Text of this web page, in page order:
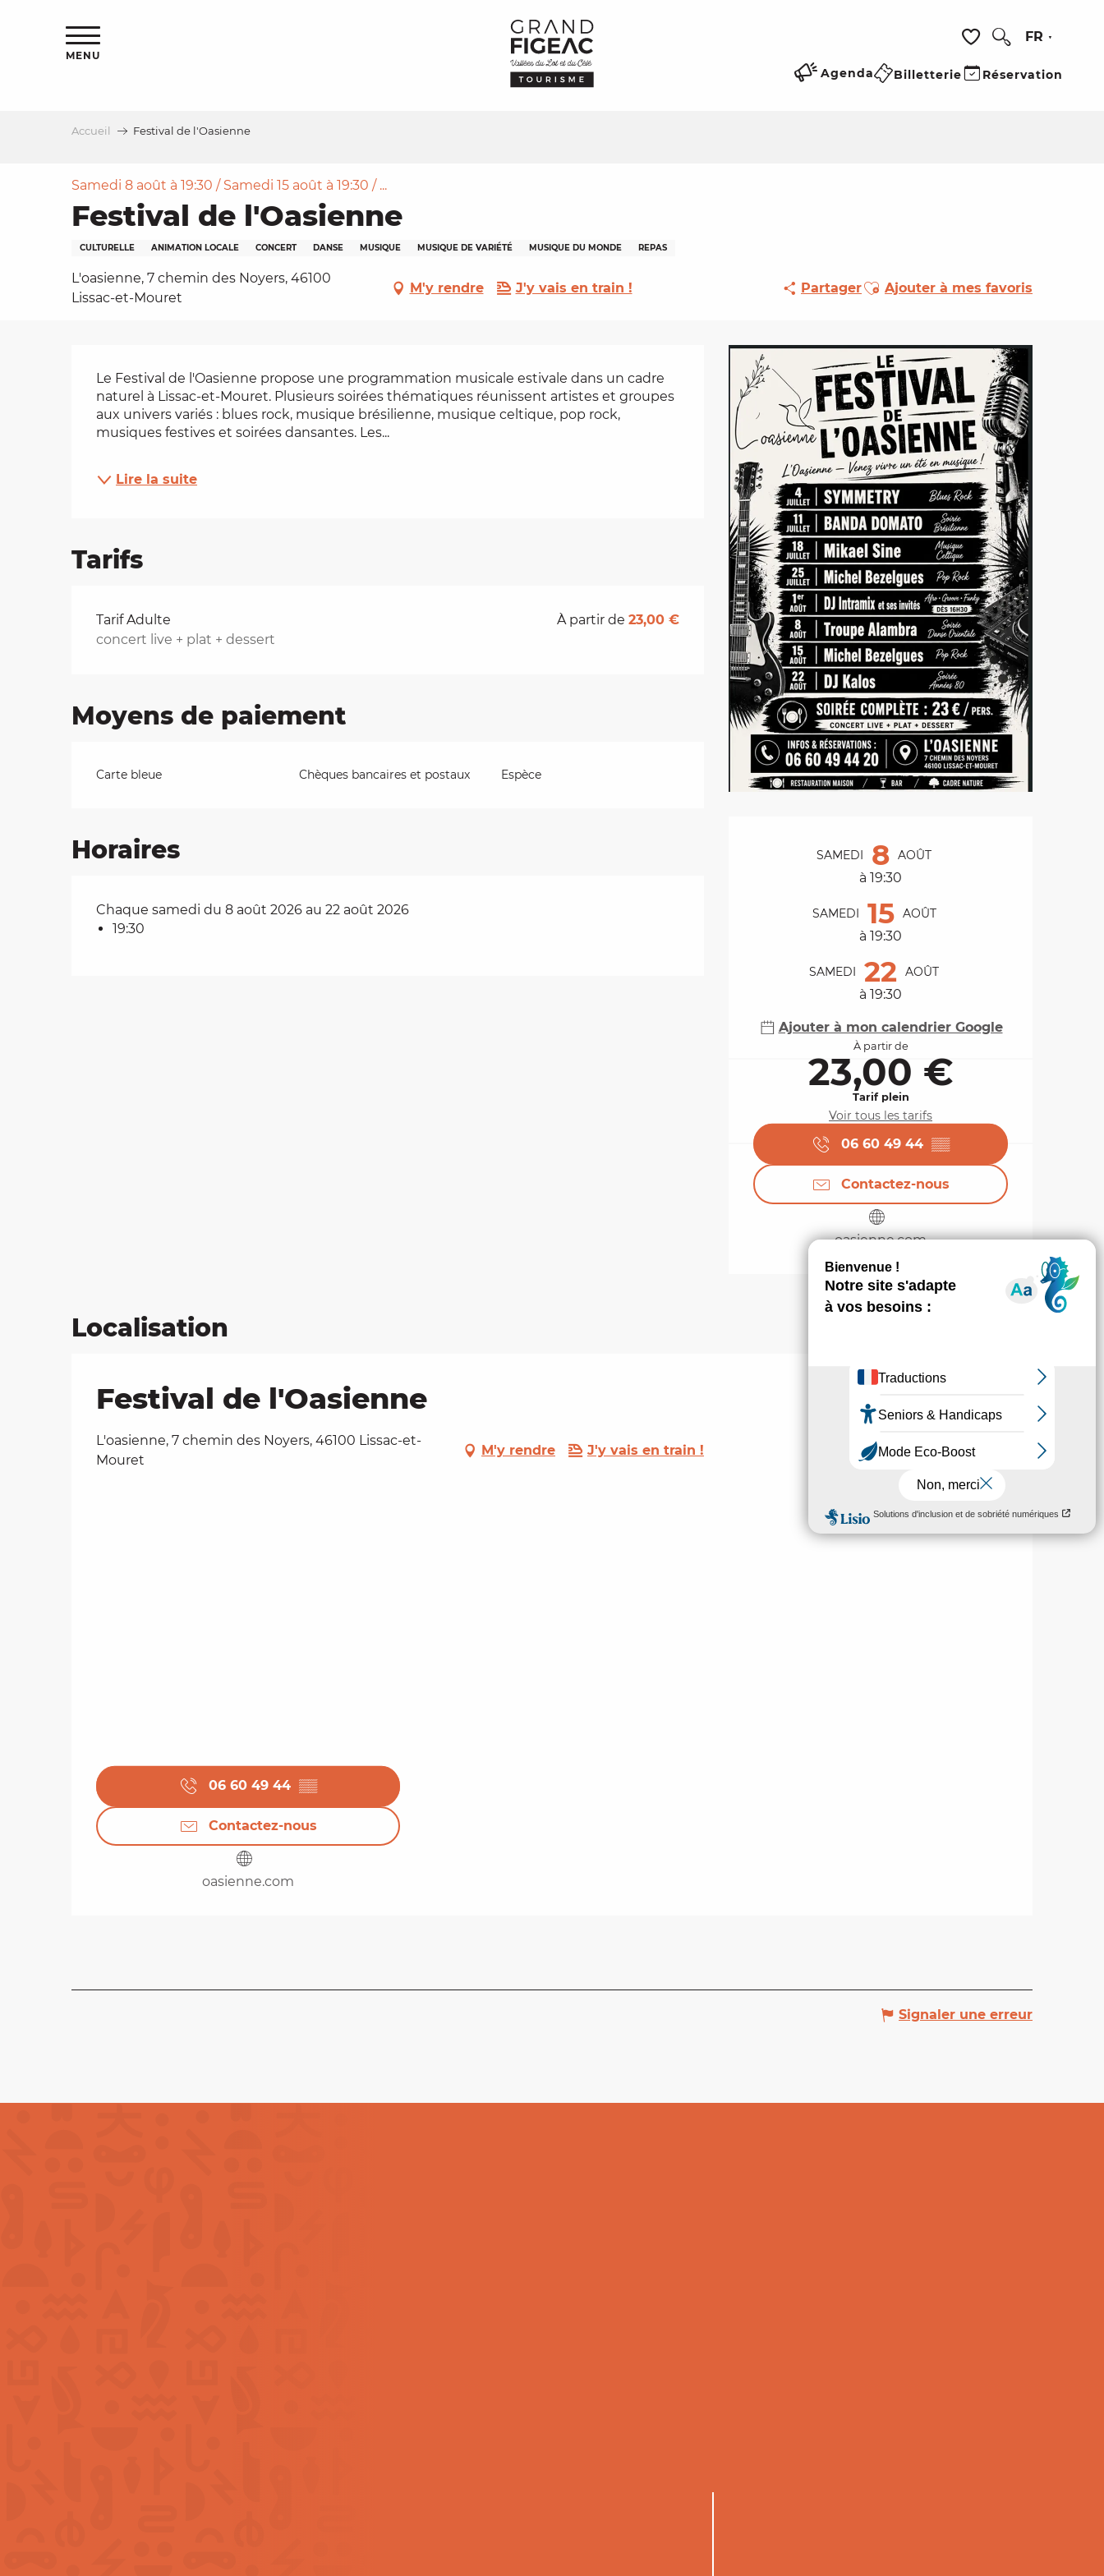
Voir les favoris
FR
MENU
Agenda Billetterie Réservation
Accueil Festival de l'Oasienne
Samedi 8 août à 19:30 / Samedi 15 août à 19:30 / ...
Festival de l'Oasienne
CULTURELLE ANIMATION LOCALE CONCERT DANSE MUSIQUE MUSIQUE DE VARIÉTÉ MUSIQUE DU MONDE REPAS
L'oasienne, 7 chemin des Noyers, 46100
Lissac-et-Mouret
M'y rendre J'y vais en train ! PartagerAjouter aux favoris
Ajouter à mes favoris
Ouverture et
SAMEDI 8 AOÛT
à 19:30
SAMEDI 15 AOÛT
à 19:30
SAMEDI 22 AOÛT
à 19:30
Ajouter à mon calendrier Google
À partir de
23,00 €
Tarif plein
Voir tous les tarifs
06 60 49 44 ▒▒
Contactez-nous
oasienne.com
Description
Le Festival de l'Oasienne propose une programmation musicale estivale dans un cadre
naturel à Lissac-et-Mouret. Plusieurs soirées thématiques réunissent artistes et groupes
aux univers variés : blues rock, musique brésilienne, musique celtique, pop rock,
musiques festives et soirées dansantes. Les...
Lire la suite
Tarifs
Tarifs 2026
Tarif Adulte
concert live + plat + dessert
À partir de23,00 €
Moyens de paiement
Carte bleue Chèques bancaires et postaux Espèce
Horaires
Chaque samedi du 8 août 2026 au 22 août 2026
19:30
Localisation
Festival de l'Oasienne
L'oasienne, 7 chemin des Noyers, 46100 Lissac-et-
Mouret
M'y rendre J'y vais en train !
06 60 49 44 ▒▒
Contactez-nous
oasienne.com
Signaler une erreur